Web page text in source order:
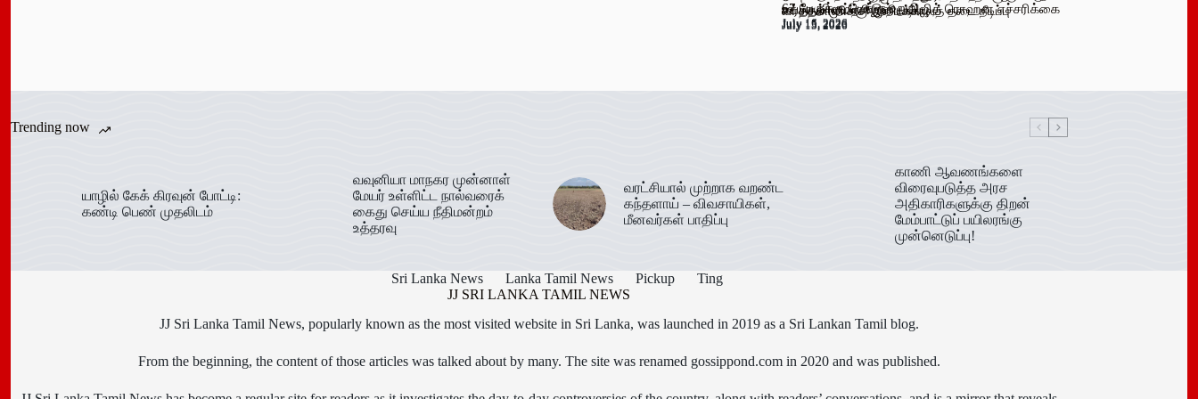
67 பேருக்கு டெங்கு உறுதி
July 16, 2026
ஊடக விளம்பரங்கள் – அஜித் ரொஹன எச்சரிக்கை
July 15, 2026
கடத்தல் முயற்சி முறியடிப்பு
July 15, 2026
வர்த்தமானிக்கு இடைக்காலத் தடை நீடிப்பு
July 15, 2026
Trending now
யாழில் கேக் கிரவுன் போட்டி:
கண்டி பெண் முதலிடம்
வவுனியா மாநகர முன்னாள்
மேயர் உள்ளிட்ட நால்வரைக்
கைது செய்ய நீதிமன்றம்
உத்தரவு
வரட்சியால் முற்றாக வறண்ட
கந்தளாய் – விவசாயிகள்,
மீனவர்கள் பாதிப்பு
காணி ஆவணங்களை
விரைவுபடுத்த அரச
அதிகாரிகளுக்கு திறன்
மேம்பாட்டுப் பயிலரங்கு
முன்னெடுப்பு!
Sri Lanka News Lanka Tamil News Pickup
Ting
JJ SRI LANKA TAMIL NEWS
JJ Sri Lanka Tamil News, popularly known as the most visited website in Sri Lanka, was launched in 2019 as a Sri Lankan Tamil blog.
From the beginning, the content of those articles was talked about by many. The site was renamed gossippond.com in 2020 and was published.